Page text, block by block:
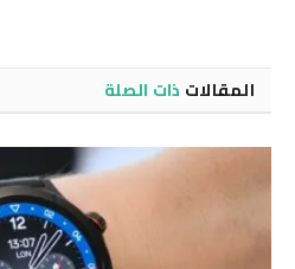
المقالات ذات الصلة